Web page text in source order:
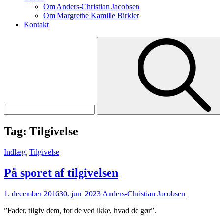
Om Anders-Christian Jacobsen
Om Margrethe Kamille Birkler
Kontakt
Tag: Tilgivelse
Cat
Indlæg, Tilgivelse
På sporet af tilgivelsen
Posted
1. december 201630. juni 2023 Anders-Christian Jacobsen
”Fader, tilgiv dem, for de ved ikke, hvad de gør”.